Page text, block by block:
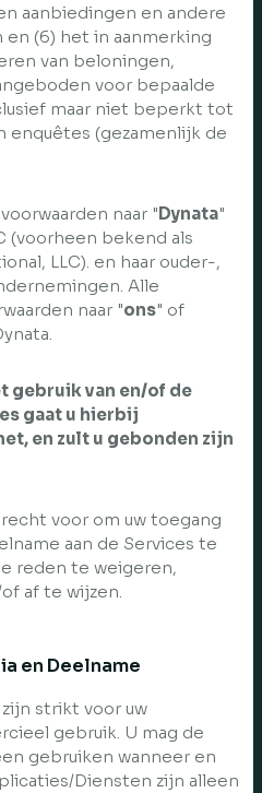
aanbiedingen en andere
(6) het in aanmerking
van beloningen,
voor bepaalde
maar niet beperkt tot
enquêtes (gezamenlijk de
naar "Dynata"
(voorheen bekend als
LLC). en haar ouder-,
Alle
naar "ons" of
gebruik van en/of de
gaat u hierbij
en zult u gebonden zijn
voor om uw toegang
aan de Services te
reden te weigeren,
af te wijzen.
en Deelname
strikt voor uw
gebruik. U mag de
gebruiken wanneer en
Diensten zijn alleen